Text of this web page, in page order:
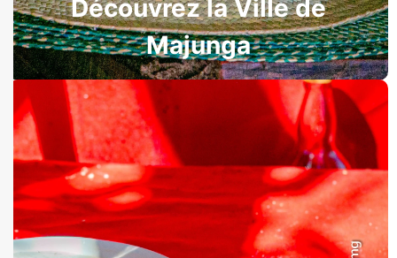
Découvrez la Ville de
Majunga